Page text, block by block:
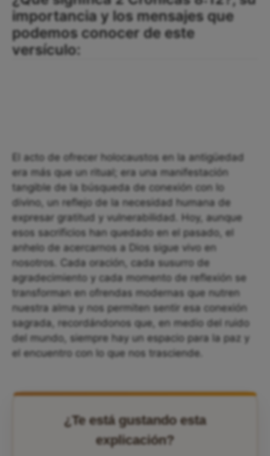
importancia y los mensajes que
podemos conocer de este
versículo:
El acto de ofrecer holocaustos en la antigüedad
era más que un ritual; era una manifestación
tangible de la búsqueda de conexión con lo
divino, un reflejo de la necesidad humana de
expresar gratitud y vulnerabilidad. Hoy, aunque
esos sacrificios han quedado en el pasado, el
anhelo de acercarnos a Dios sigue vivo en
nosotros. Cada oración, cada susurro de
agradecimiento y cada momento de reflexión se
transforman en ofrendas modernas que nutren
nuestra alma y nos permiten sentir esa conexión
sagrada, recordándonos que, en medio del ruido
del mundo, siempre hay un espacio para la paz y
el encuentro con lo que nos trasciende.
¿Te está gustando esta
explicación?